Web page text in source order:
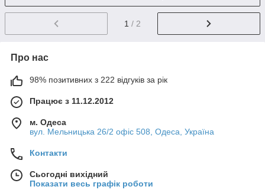
1 / 2
Про нас
98% позитивних з 222 відгуків за рік
Працює з 11.12.2012
м. Одеса
вул. Мельницька 26/2 офіс 508, Одеса, Україна
Контакти
Сьогодні вихідний
Показати весь графік роботи